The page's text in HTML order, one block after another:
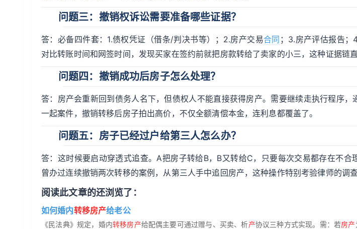
问题三：撤销权诉讼需要准备哪些证据？
答：必备四件套：1.债权凭证（借条/判决书等）；2.房产交易合同 ；3.房产评估报告
对比转账时间和网签时间，发现买家在签约前就把房款转给了卖家的小三，这种证据链
问题四：撤销成功后房子怎么处理？
答：房产会重新回到债务人名下，但债权人不能直接获得房产。需要继续走执行程序
一起案件，撤销转移后房子拍出高价，不仅全额清偿本金，连利息都覆盖了。
问题五：房子已经过户给第三人怎么办？
答：这时候要启动穿透式追查。A把房子转给B，B又转给C，只要每次交易都存在不合
曾办过连续撤销两次转移的案例，从第三人手中追回房产，这种操作特别考验律师的调查
阅读此文章的还浏览了：
如何婚内转移房产给老公
《民法典》规定，婚内转移房产给配偶主要可通过赠与、买卖、析产协议三种方式实现。需：若房产